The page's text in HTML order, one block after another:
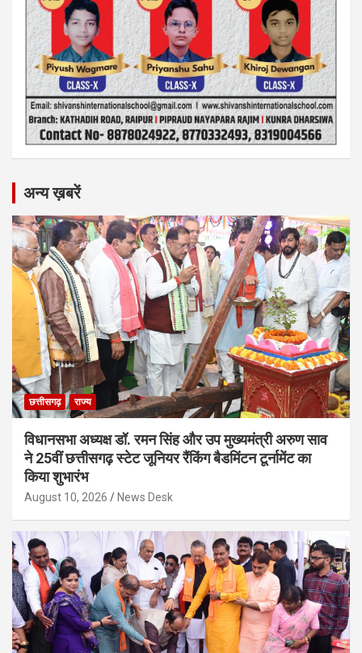
अन्य ख़बरें
छत्तीसगढ़ राज्य
विधानसभा अध्यक्ष डॉ. रमन सिंह और उप मुख्यमंत्री अरुण साव
ने 25वीं छत्तीसगढ़ स्टेट जूनियर रैंकिंग बैडमिंटन टूर्नामेंट का
किया शुभारंभ
August 10, 2026 News Desk